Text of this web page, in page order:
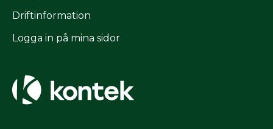
Driftinformation
Logga in på mina sidor